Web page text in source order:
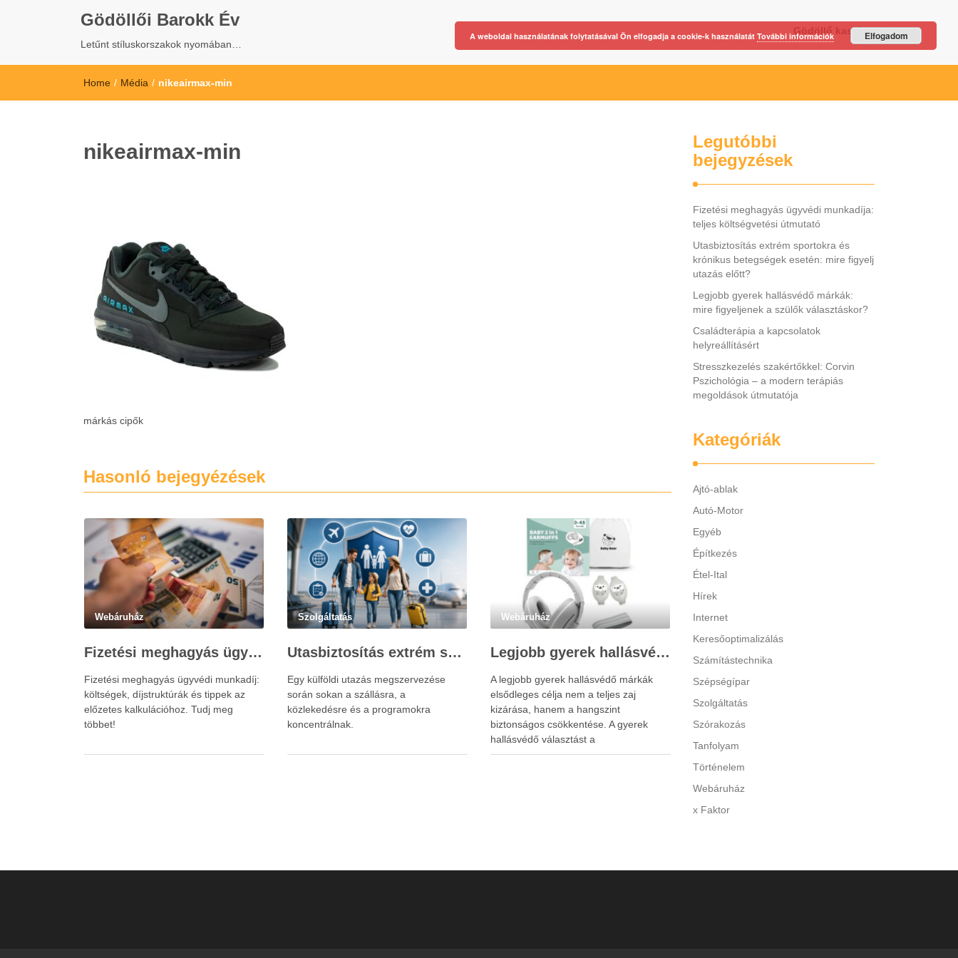
Gödöllői Barokk Év
Letűnt stíluskorszakok nyomában…
Gödöllő kastély
Home / Média / nikeairmax-min
nikeairmax-min
márkás cipők
Hasonló bejegyézések
Webáruház
Fizetési meghagyás ügyvédi munkadíja: teljes költségvetési útmutató
Fizetési meghagyás ügyvédi munkadíj:
költségek, díjstruktúrák és tippek az
előzetes kalkulációhoz. Tudj meg
többet!
Szolgáltatás
Utasbiztosítás extrém sportokra és krónikus betegségek esetén: mire figyelj utazás előtt?
Egy külföldi utazás megszervezése
során sokan a szállásra, a
közlekedésre és a programokra
koncentrálnak.
Webáruház
Legjobb gyerek hallásvédő márkák: mire figyeljenek a szülők választáskor?
A legjobb gyerek hallásvédő márkák
elsődleges célja nem a teljes zaj
kizárása, hanem a hangszint
biztonságos csökkentése. A gyerek
hallásvédő választást a
www.earplugs.hu weboldal is
Legutóbbi
bejegyzések
Fizetési meghagyás ügyvédi munkadíja:
teljes költségvetési útmutató
Utasbiztosítás extrém sportokra és
krónikus betegségek esetén: mire figyelj
utazás előtt?
Legjobb gyerek hallásvédő márkák:
mire figyeljenek a szülők választáskor?
Családterápia a kapcsolatok
helyreállításért
Stresszkezelés szakértőkkel: Corvin
Pszichológia – a modern terápiás
megoldások útmutatója
Kategóriák
Ajtó-ablak
Autó-Motor
Egyéb
Építkezés
Étel-Ital
Hírek
Internet
Keresőoptimalizálás
Számítástechnika
Szépségípar
Szolgáltatás
Szórakozás
Tanfolyam
Történelem
Webáruház
x Faktor
A weboldal használatának folytatásával Ön elfogadja a cookie-k használatát További információk Elfogadom